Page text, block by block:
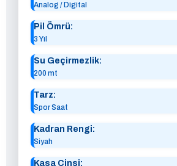
Analog / Digital
Pil Ömrü:
3 Yıl
Su Geçirmezlik:
200 mt
Tarz:
Spor Saat
Kadran Rengi:
Siyah
Kasa Cinsi: